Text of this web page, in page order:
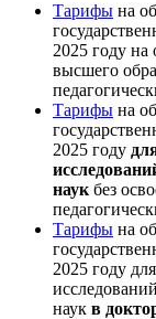
Тарифы на
2025 году
высшего
Тарифы на
2025 году
наук без
Тарифы на
2025 году
наук в